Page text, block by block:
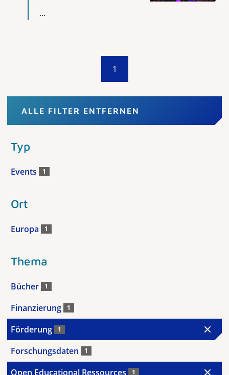
...
1
ALLE FILTER ENTFERNEN
Typ
Events 1
Ort
Europa 1
Thema
Bücher 1
Finanzierung 1
Förderung 1
Forschungsdaten 1
Open Educational Ressources 1